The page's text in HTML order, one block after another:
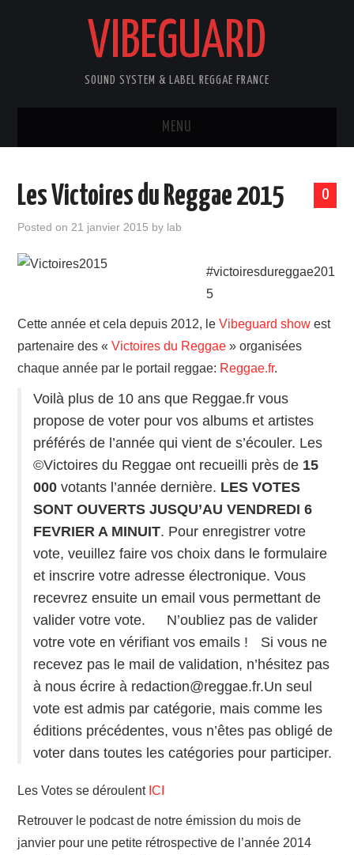
VIBEGUARD
SOUND SYSTEM & LABEL REGGAE FRANCE
MENU
NEWS
CONTACT
LINKS
0
Les Victoires du Reggae 2015
Posted on 21 janvier 2015 by lab
#‎victoiresdureggae201
5‬
Cette année et cela depuis 2012, leVibeguard show est
partenaire des «Victoires du Reggae » organisées
chaque année par le portail reggae: Reggae.fr.
Voilà plus de 10 ans que Reggae.fr vous
propose de voter pour vos albums et artistes
préférés de l’année qui vient de s’écouler. Les
©Victoires du Reggae ont recueilli près de 15
000 votants l’année dernière. LES VOTES
SONT OUVERTS JUSQU’AU VENDREDI 6
FEVRIER A MINUIT. Pour enregistrer votre
vote, veuillez faire vos choix dans le formulaire
et inscrire votre adresse électronique. Vous
recevrez ensuite un email vous permettant de
valider votre vote. N’oubliez pas de valider
votre vote en vérifiant vos emails ! Si vous ne
recevez pas le mail de validation, n’hésitez pas
à nous écrire à redaction@reggae.fr.Un seul
vote est admis par catégorie, mais comme les
éditions précédentes, vous n’êtes pas obligé de
voter dans toutes les catégories pour participer.
Les Votes se déroulent ICI
Retrouver le podcast de notre émission du mois de
janvier pour une petite rétrospective de l’année 2014